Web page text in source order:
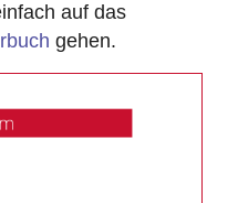
auf das
gehen.